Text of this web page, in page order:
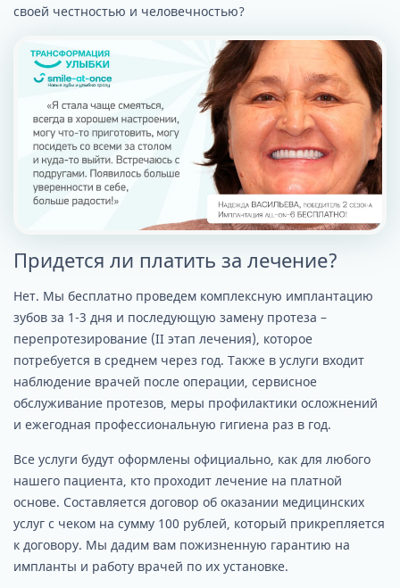
своей честностью и человечностью?
Придется ли платить за лечение?
Нет. Мы бесплатно проведем комплексную имплантацию
зубов за 1-3 дня и последующую замену протеза –
перепротезирование (II этап лечения), которое
потребуется в среднем через год. Также в услуги входит
наблюдение врачей после операции, сервисное
обслуживание протезов, меры профилактики осложнений
и ежегодная профессиональную гигиена раз в год.
Все услуги будут оформлены официально, как для любого
нашего пациента, кто проходит лечение на платной
основе. Составляется договор об оказании медицинских
услуг с чеком на сумму 100 рублей, который прикрепляется
к договору. Мы дадим вам пожизненную гарантию на
импланты и работу врачей по их установке.